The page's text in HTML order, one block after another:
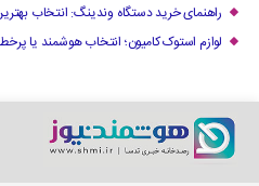
راهنمای خرید دستگاه وندینگ: انتخاب
لوازم استوک کامیون؛ انتخاب هوشمند یا